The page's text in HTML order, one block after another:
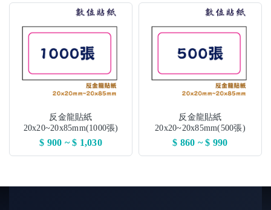
反金龍貼紙
20x20~20x85mm(1000張)
$ 900 ~ $ 1,030
反金龍貼紙
20x20~20x85mm(500張)
$ 860 ~ $ 990